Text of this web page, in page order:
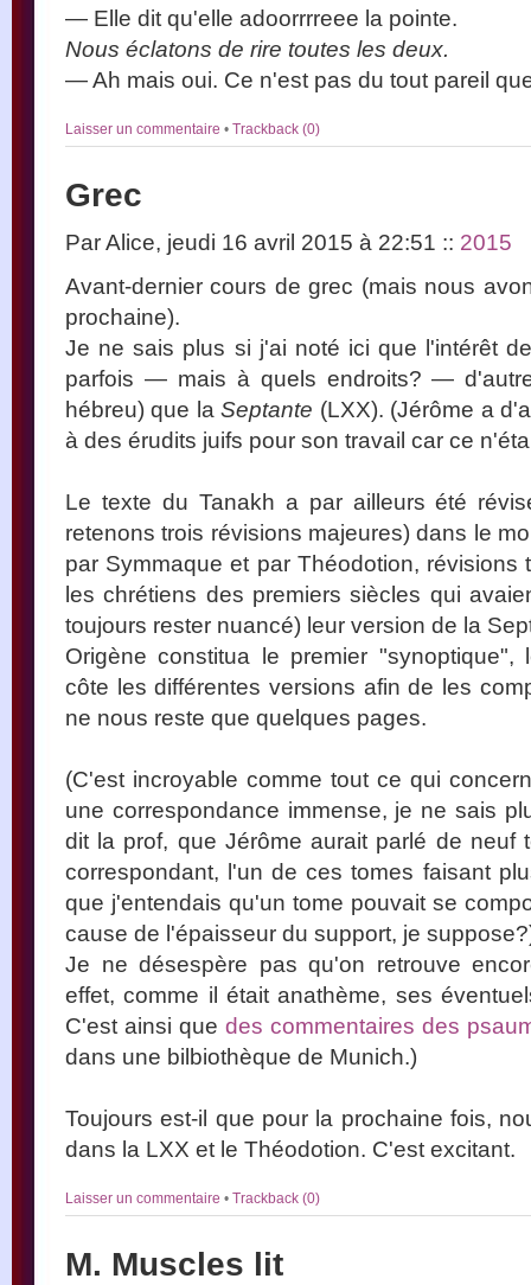
— Elle dit qu'elle adoorrrreee la pointe.
Nous éclatons de rire toutes les deux.
— Ah mais oui. Ce n'est pas du tout pareil
Laisser un commentaire • Trackback (0)
Grec
Par Alice, jeudi 16 avril 2015 à 22:51 :: 2015
Avant-dernier cours de grec (mais nous
prochaine).
Je ne sais plus si j'ai noté ici que l'intérêt
parfois — mais à quels endroits? —
hébreu) que laSeptante (LXX). (Jérôme a
à des érudits juifs pour son travail car ce
Le texte du Tanakh a par ailleurs été
retenons trois révisions majeures) dans le
par Symmaque et par Théodotion,
les chrétiens des premiers siècles qui
toujours rester nuancé) leur version de la
Origène constitua le premier
côte les différentes versions afin de les
ne nous reste que quelques pages.
(C'est incroyable comme tout ce qui
une correspondance immense, je ne sais
dit la prof, que Jérôme aurait parlé de neuf
correspondant, l'un de ces tomes faisant
que j'entendais qu'un tome pouvait se
cause de l'épaisseur du support, je
Je ne désespère pas qu'on retrouve
effet, comme il était anathème, ses
C'est ainsi que des commentaires des
dans une bilbiothèque de Munich.)
Toujours est-il que pour la prochaine fois,
dans la LXX et le Théodotion. C'est excitant.
Laisser un commentaire • Trackback (0)
M. Muscles lit